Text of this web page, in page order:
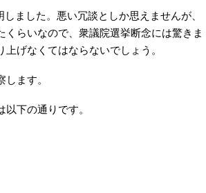
ました。悪い冗談としか思えませんが、
らいなので、衆議院選挙断念には驚きま
げなくてはならないでしょう。
ます。
下の通りです。